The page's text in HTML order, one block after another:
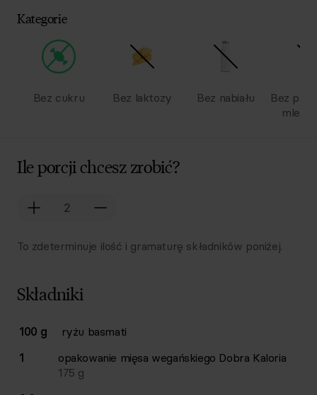
Kategorie
Bez cukru Bez laktozy Bez nabiału
Bez
Ile porcji chcesz zrobić?
To zdeterminuje ilość i gramaturę składników poniżej.
Składniki
Lista składników przepisu z ilościami i wagami
Ilość Składnik
100 g
ryżu basmati
1
opakowanie mięsa wegańskiego Dobra Kaloria
175 g